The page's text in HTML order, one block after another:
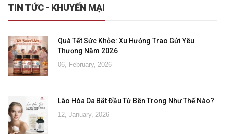
TIN TỨC - KHUYẾN MẠI
Quà Tết Sức Khỏe: Xu Hướng Trao Gửi Yêu
Thương Năm 2026
06, February, 2026
Lão Hóa Da Bắt Đầu Từ Bên Trong Như Thế Nào?
12, January, 2026